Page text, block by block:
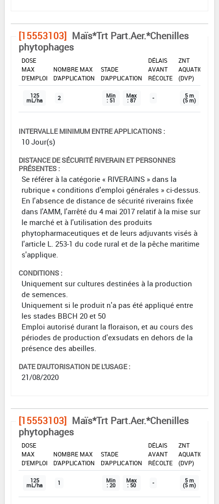
[15553103] Maïs*Trt Part.Aer.*Chenilles
phytophages
DOSE
MAX
D'EMPLOI
NOMBRE MAX
D'APPLICATION
STADE
D'APPLICATION
DÉLAIS
AVANT
RÉCOLTE
ZNT
AQUATIQUE
(DVP)
125
mL/ha 2 Min
: 51
Max
: 87 - 5 m
(5 m)
INTERVALLE MINIMUM ENTRE APPLICATIONS :
10 Jour(s)
DISTANCE DE SÉCURITÉ RIVERAIN ET PERSONNES
PRÉSENTES :
Se référer à la catégorie « RIVERAINS » dans la
rubrique « conditions d'emploi générales » ci-dessus.
En l'absence de distance de sécurité riverains fixée
dans l'AMM, l'arrêté du 4 mai 2017 relatif à la mise sur
le marché et à l'utilisation des produits
phytopharmaceutiques et de leurs adjuvants visés à
l'article L. 253-1 du code rural et de la pêche maritime
s'applique.
CONDITIONS :
Uniquement sur cultures destinées à la production
de semences.
Uniquement si le produit n'a pas été appliqué entre
les stades BBCH 20 et 50
Emploi autorisé durant la floraison, et au cours des
périodes de production d'exsudats en dehors de la
présence des abeilles.
DATE D'AUTORISATION DE L'USAGE :
21/08/2020
[15553103] Maïs*Trt Part.Aer.*Chenilles
phytophages
DOSE
MAX
D'EMPLOI
NOMBRE MAX
D'APPLICATION
STADE
D'APPLICATION
DÉLAIS
AVANT
RÉCOLTE
ZNT
AQUATIQUE
(DVP)
125
mL/ha 1 Min
: 20
Max
: 50 - 5 m
(5 m)